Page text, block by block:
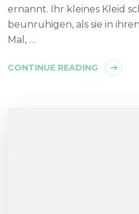
ernannt. Ihr kleines Kleid
beunruhigen, als sie in
Mal, …
CONTINUE READING